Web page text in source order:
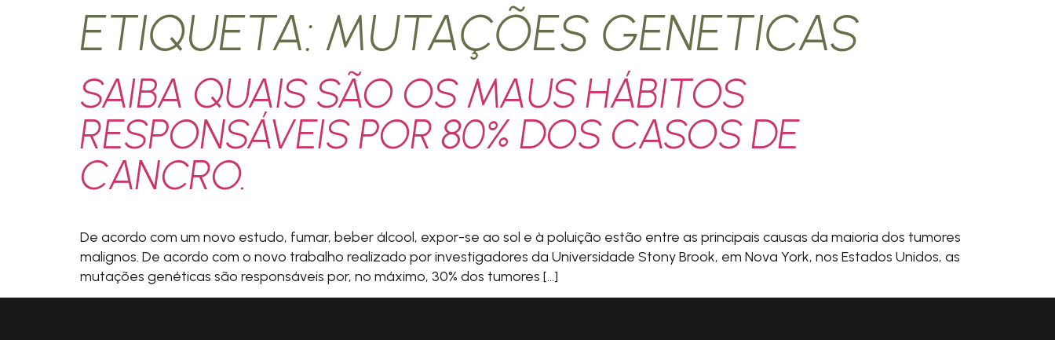
ETIQUETA: MUTAÇÕES GENETICAS
SAIBA QUAIS SÃO OS MAUS HÁBITOS
RESPONSÁVEIS POR 80% DOS CASOS DE
CANCRO.
De acordo com um novo estudo, fumar, beber álcool, expor-se ao sol e à poluição estão entre as principais causas da maioria dos tumores
malignos. De acordo com o novo trabalho realizado por investigadores da Universidade Stony Brook, em Nova York, nos Estados Unidos, as
mutações genéticas são responsáveis por, no máximo, 30% dos tumores […]